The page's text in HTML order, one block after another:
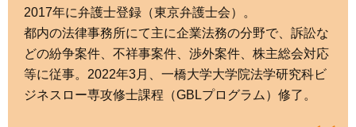
2017年に弁護士登録（東京弁護士会）。
都内の法律事務所にて主に企業法務の分野で、訴訟な
どの紛争案件、不祥事案件、渉外案件、株主総会対応
等に従事。2022年3月、一橋大学大学院法学研究科ビ
ジネスロー専攻修士課程（GBLプログラム）修了。